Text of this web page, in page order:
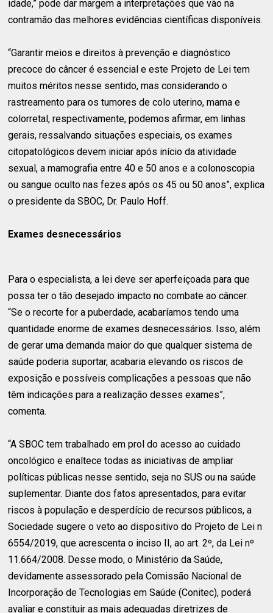
idade,” pode dar margem a interpretações que vão na
contramão das melhores evidências científicas disponíveis.
“Garantir meios e direitos à prevenção e diagnóstico
precoce do câncer é essencial e este Projeto de Lei tem
muitos méritos nesse sentido, mas considerando o
rastreamento para os tumores de colo uterino, mama e
colorretal, respectivamente, podemos afirmar, em linhas
gerais, ressalvando situações especiais, os exames
citopatológicos devem iniciar após início da atividade
sexual, a mamografia entre 40 e 50 anos e a colonoscopia
ou sangue oculto nas fezes após os 45 ou 50 anos”, explica
o presidente da SBOC, Dr. Paulo Hoff.
Exames desnecessários
Para o especialista, a lei deve ser aperfeiçoada para que
possa ter o tão desejado impacto no combate ao câncer.
“Se o recorte for a puberdade, acabaríamos tendo uma
quantidade enorme de exames desnecessários. Isso, além
de gerar uma demanda maior do que qualquer sistema de
saúde poderia suportar, acabaria elevando os riscos de
exposição e possíveis complicações a pessoas que não
têm indicações para a realização desses exames”,
comenta.
“A SBOC tem trabalhado em prol do acesso ao cuidado
oncológico e enaltece todas as iniciativas de ampliar
políticas públicas nesse sentido, seja no SUS ou na saúde
suplementar. Diante dos fatos apresentados, para evitar
riscos à população e desperdício de recursos públicos, a
Sociedade sugere o veto ao dispositivo do Projeto de Lei n
6554/2019, que acrescenta o inciso II, ao art. 2º, da Lei nº
11.664/2008. Desse modo, o Ministério da Saúde,
devidamente assessorado pela Comissão Nacional de
Incorporação de Tecnologias em Saúde (Conitec), poderá
avaliar e constituir as mais adequadas diretrizes de